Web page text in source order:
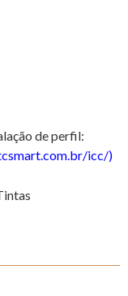
de perfil:
icc/)